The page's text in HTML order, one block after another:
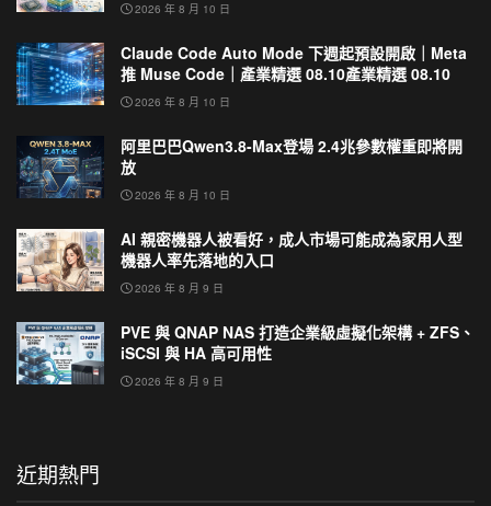
2026 年 8 月 10 日
Claude Code Auto Mode 下週起預設開啟｜Meta
推 Muse Code｜產業精選 08.10產業精選 08.10
2026 年 8 月 10 日
阿里巴巴Qwen3.8-Max登場 2.4兆參數權重即將開
放
2026 年 8 月 10 日
AI 親密機器人被看好，成人市場可能成為家用人型
機器人率先落地的入口
2026 年 8 月 9 日
PVE 與 QNAP NAS 打造企業級虛擬化架構 + ZFS、
iSCSI 與 HA 高可用性
2026 年 8 月 9 日
近期熱門